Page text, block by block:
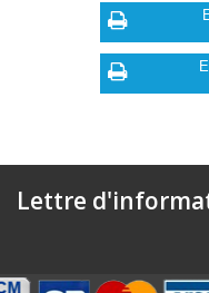
Lettre